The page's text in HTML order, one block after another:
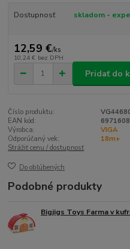
Dostupnosť skladom -
12,59 €/ks
10,24 € bez DPH
Pridať do
Číslo produktu:
EAN kód:
Výrobca:
VIGA
Odporúčaný vek:
18m+
Strážiť cenu / dostupnosť
Do obľúbených
Podobné produkty
Bigjigs Toys Farma v